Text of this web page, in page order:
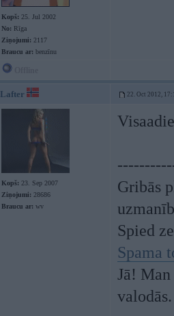
Kopš: 25. Jul 2002
No: Rīga
Ziņojumi: 2117
Braucu ar: benzīnu
Lafter 22. Oct 2012,
Kopš: 23. Sep 2007
Ziņojumi: 28686
Braucu ar: wv
Gribās
Spied
Spama
Jā!
valodās.